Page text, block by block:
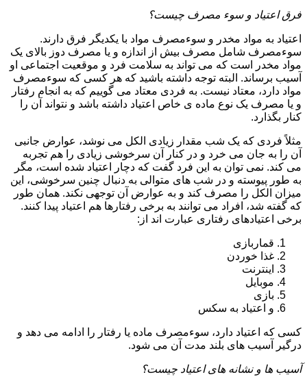
فرق اعتیاد و سوء مصرف چیست؟
اعتیاد به مواد مخدر و سوءمصرف مواد با یکدیگر فرق دارند.
سوءمصرف شامل مصرف بیش از اندازه و یا مصرف دوز بالای یک
مواد مخدر است که می تواند به سلامت فرد و موقعیت اجتماعی او
آسیب برساند. البته توجه داشته باشید که هر کسی که سوءمصرف
مواد دارد، معتاد نیست. به فردی معتاد می گوییم که به انجام رفتار
و یا مصرف یک نوع ماده ی خاص اعتیاد داشته باشد و نتواند آن را
کنار بگذارد.
مثلاً فردی که یک شب مقدار زیادی الکل می نوشد، عوارض جانبی
آن را به جان می خرد و در کنار آن سرخوشی زیادی را هم تجربه
می کند. نمی توان به این فرد گفت که دچار اعتیاد شده است، مگر
به طور پیوسته و در شب های متوالی به دنبال چنین سرخوشی، این
میزان الکل را مصرف کند و به عوارض آن توجهی نکند. همان طور
که گفته شد، افراد می توانند به برخی رفتارها هم اعتیاد پیدا کنند.
برخی اعتیادهای رفتاری عبارت اند از:
قماربازی
غذا خوردن
اینترنت
موبایل
بازی
و اعتیاد به سکس
کسی که اعتیاد دارد، سوءمصرف ماده یا رفتار را ادامه می دهد و
درگیر آسیب های بلند مدت آن می شود.
آسیب ها و نشانه های اعتیاد چیست؟